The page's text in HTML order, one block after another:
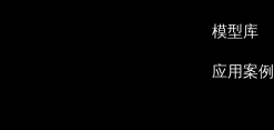
模型库
应用案例